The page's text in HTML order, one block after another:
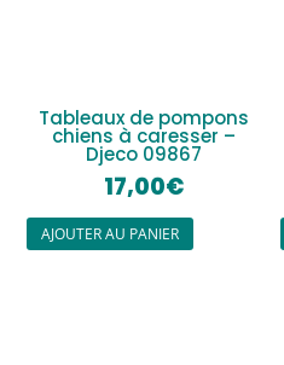
Tableaux de pompons
chiens à caresser –
Djeco 09867
17,00€
AJOUTER AU PANIER